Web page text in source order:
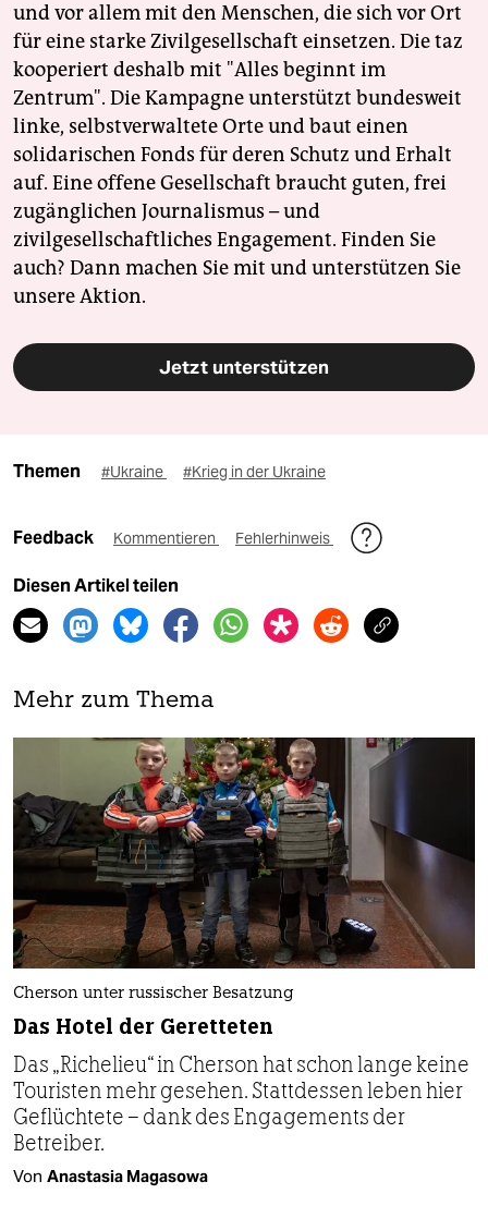
und vor allem mit den Menschen, die sich vor Ort
für eine starke Zivilgesellschaft einsetzen. Die taz
kooperiert deshalb mit "Alles beginnt im
Zentrum". Die Kampagne unterstützt bundesweit
linke, selbstverwaltete Orte und baut einen
solidarischen Fonds für deren Schutz und Erhalt
auf. Eine offene Gesellschaft braucht guten, frei
zugänglichen Journalismus – und
zivilgesellschaftliches Engagement. Finden Sie
auch? Dann machen Sie mit und unterstützen Sie
unsere Aktion.
Jetzt unterstützen
Themen #Ukraine #Krieg in der Ukraine
Feedback Kommentieren Fehlerhinweis
Diesen Artikel teilen
Mehr zum Thema
Cherson unter russischer Besatzung
Das Hotel der Geretteten
Das „Richelieu“ in Cherson hat schon lange keine
Touristen mehr gesehen. Stattdessen leben hier
Geflüchtete – dank des Engagements der
Betreiber.
Von Anastasia Magasowa